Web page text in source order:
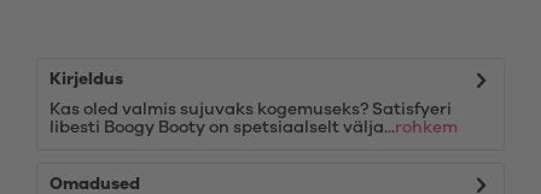
Kirjeldus
Kas oled valmis sujuvaks kogemuseks? Satisfyeri
libesti Boogy Booty on spetsiaalselt välja...rohkem
Omadused